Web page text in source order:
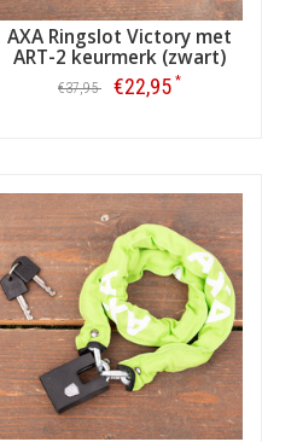
AXA Ringslot Victory met
ART-2 keurmerk (zwart)
€37,95 €22,95 *